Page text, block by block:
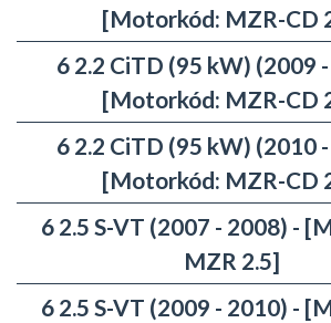
[Motorkód: MZR-CD
6 2.2 CiTD (95 kW) (2009
[Motorkód: MZR-CD
6 2.2 CiTD (95 kW) (2010
[Motorkód: MZR-CD
6 2.5 S-VT (2007 - 2008) -
MZR 2.5]
6 2.5 S-VT (2009 - 2010) -